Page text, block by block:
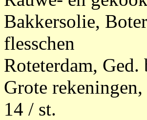
Bakkersolie,
flesschen
Roteterdam,
Grote
14 / st.